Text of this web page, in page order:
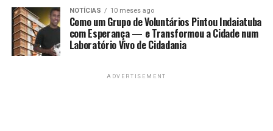
NOTÍCIAS 10 meses ago
Como um Grupo de Voluntários Pintou Indaiatuba
com Esperança — e Transformou a Cidade num
Laboratório Vivo de Cidadania
ADVERTISEMENT